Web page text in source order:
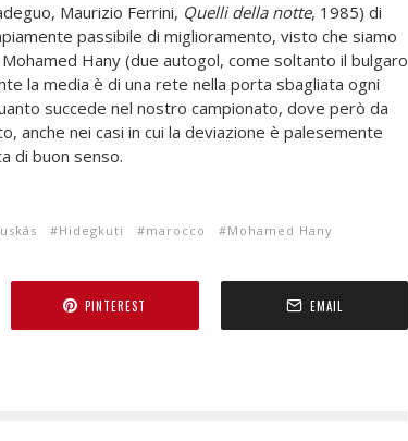
Maurizio Ferrini, Quelli della notte, 1985) di
passibile di miglioramento, visto che siamo
Hany (due autogol, come soltanto il bulgaro
la media è di una rete nella porta sbagliata ogni
succede nel nostro campionato, dove però da
anche nei casi in cui la deviazione è palesemente
di buon senso.
Hidegkuti marocco
Mohamed Hany
PINTEREST EMAIL